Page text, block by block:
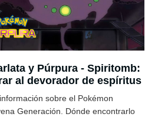
y Púrpura - Spiritomb:
al devorador de espíritus
sobre el Pokémon
Generación. Dónde encontrarlo